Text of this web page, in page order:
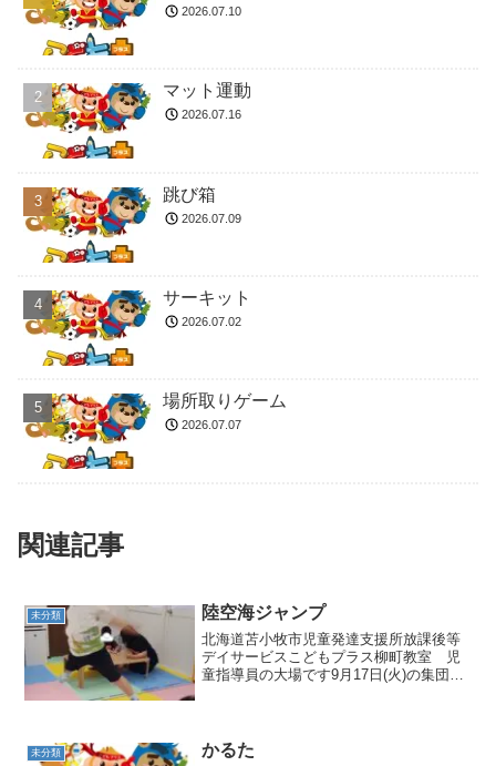
2026.07.10
マット運動
2026.07.16
跳び箱
2026.07.09
サーキット
2026.07.02
場所取りゲーム
2026.07.07
関連記事
未分類 陸空海ジャンプ
北海道苫小牧市児童発達支援所放課後等
デイサービスこどもプラス柳町教室 児
童指導員の大場です9月17日(火)の集団活
先生の指示に従っ...
未分類 かるた